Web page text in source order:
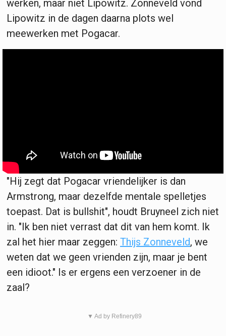
werken, maar niet Lipowitz. Zonneveld vond
Lipowitz in de dagen daarna plots wel
meewerken met Pogacar.
"Hij zegt dat Pogacar vriendelijker is dan
Armstrong, maar dezelfde mentale spelletjes
toepast. Dat is bullshit", houdt Bruyneel zich niet
in. "Ik ben niet verrast dat dit van hem komt. Ik
zal het hier maar zeggen: Thijs Zonneveld, we
weten dat we geen vrienden zijn, maar je bent
een idioot." Is er ergens een verzoener in de
zaal?
▼ Ad by Refinery89